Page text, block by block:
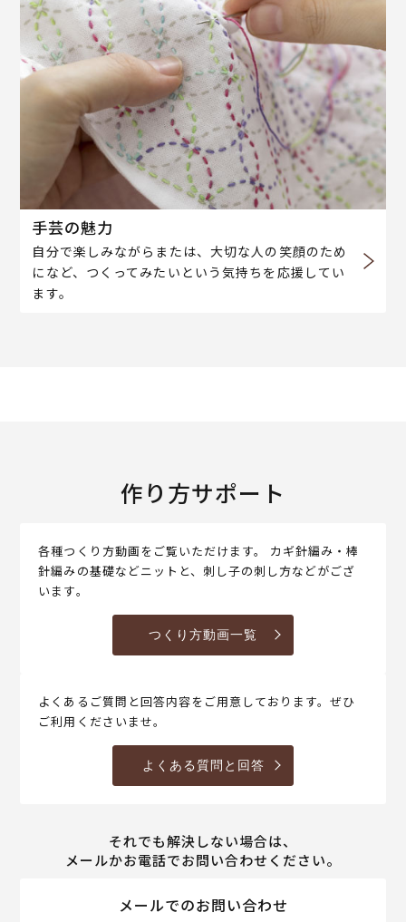
手芸の魅力
自分で楽しみながらまたは、大切な人の笑顔のため
になど、つくってみたいという気持ちを応援してい
ます。
作り方サポート
各種つくり方動画をご覧いただけます。 カギ針編み・棒
針編みの基礎などニットと、刺し子の刺し方などがござ
います。
つくり方動画一覧
よくあるご質問と回答内容をご用意しております。ぜひ
ご利用くださいませ。
よくある質問と回答
それでも解決しない場合は、
メールかお電話でお問い合わせください。
メールでのお問い合わせ